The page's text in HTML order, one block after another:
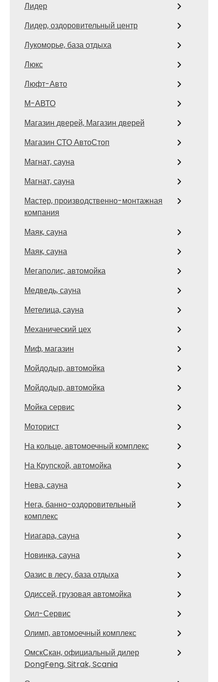
Лидер
Лидер, оздоровительный центр
Лукоморье, база отдыха
Люкс
Люфт-Авто
М-АВТО
Магазин дверей, Магазин дверей
Магазин СТО АвтоСтоп
Магнат, сауна
Магнат, сауна
Мастер, производственно-монтажная
компания
Маяк, сауна
Маяк, сауна
Мегаполис, автомойка
Медведь, сауна
Метелица, сауна
Механический цех
Миф, магазин
Мойдодыр, автомойка
Мойдодыр, автомойка
Мойка сервис
Моторист
На кольце, автомоечный комплекс
На Крупской, автомойка
Нева, сауна
Нега, банно-оздоровительный
комплекс
Ниагара, сауна
Новинка, сауна
Оазис в лесу, база отдыха
Одиссей, грузовая автомойка
Оил-Сервис
Олимп, автомоечный комплекс
ОмскСкан, официальный дилер
DongFeng, Sitrak, Scania